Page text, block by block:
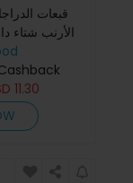
قبعات
الأرنب شتاء
ناعم من
قبعة
11.30